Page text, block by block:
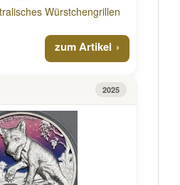
Würstchengrillen
zum Artikel
2025